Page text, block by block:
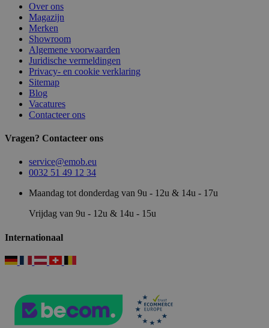
Over ons
Magazijn
Merken
Showroom
Algemene voorwaarden
Juridische vermeldingen
Privacy- en cookie verklaring
Sitemap
Blog
Vacatures
Contacteer ons
Vragen? Contacteer ons
service@emob.eu
0032 51 49 12 34
Maandag tot donderdag van 9u - 12u & 14u - 17u
Vrijdag van 9u - 12u & 14u - 15u
Internationaal